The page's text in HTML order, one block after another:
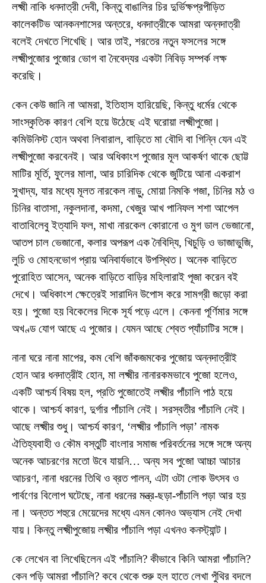
লক্ষ্মী নাকি ধনদাত্রী দেবী, কিন্তু বাঙালির চির দুর্ভিক্ষপ্রপীড়িত
কালেকটিভ আনকনশাসের অন্তরে, ধনদাত্রীকে আমরা অন্নদাত্রী
বলেই দেখতে শিখেছি। আর তাই, শরতের নতুন ফসলের সঙ্গে
লক্ষ্মীপুজোর পুজোর ভোগ বা নৈবেদ্যর একটা নিবিড় সম্পর্ক লক্ষ
করেছি।
কেন কেউ জানি না আমরা, ইতিহাস হারিয়েছি, কিন্তু ধর্মের থেকে
সাংস্কৃতিক কারণ বেশি হয়ে উঠেছে এই ঘরোয়া লক্ষ্মীপুজো।
কমিউনিস্ট হোন অথবা লিবারাল, বাড়িতে মা বৌদি বা গিন্নি যেন এই
লক্ষ্মীপুজো করবেনই। আর অধিকাংশ পুজোর মূল আকর্ষণ থাকে ছোট্ট
মাটির মূর্তি, ফুলের মালা, আর চারিদিক থেকে জুটিয়ে আনা একরাশ
সুখাদ্য, যার মধ্যে মূলত নারকেল নাড়ু, মোয়া নিমকি গজা, চিনির মঠ ও
চিনির বাতাসা, নকুলদানা, কদমা, খেজুর আখ পানিফল শশা আপেল
বাতাবিলেবু ইত্যাদি ফল, মাখা নারকেল কোরানো ও মুগ ডাল ভেজানো,
আতপ চাল ভেজানো, কলার অপরূপ এক নৈবিদ্যি, খিচুড়ি ও ভাজাভুজি,
লুচি ও মোহনভোগ প্রায় অনিবার্যভাবে উপস্থিত। অনেক বাড়িতে
পুরোহিত আসেন, অনেক বাড়িতে বাড়ির মহিলারাই পূজা করেন বই
দেখে। অধিকাংশ ক্ষেত্রেই সারাদিন উপোস করে সামগ্রী জড়ো করা
হয়। পুজো হয় বিকেলের দিকে সূর্য পড়ে এলে। কেননা পূর্ণিমার সঙ্গে
অখণ্ড যোগ আছে এ পুজোর। যেমন আছে শ্বেত প্যাঁচাটির সঙ্গে।
নানা ঘরে নানা মাপের, কম বেশি জাঁকজমকের পুজোয় অন্নদাত্রীই
হোন আর ধনদাত্রীই হোন, মা লক্ষ্মীর নানারকমভাবে পুজো হলেও,
একটি আশ্চর্য বিষয় হল, প্রতি পুজোতেই লক্ষ্মীর পাঁচালি পাঠ হয়ে
থাকে। আশ্চর্য কারণ, দুর্গার পাঁচালি নেই। সরস্বতীর পাঁচালি নেই।
আছে লক্ষ্মীর শুধু। আশ্চর্য কারণ, ‘লক্ষ্মীর পাঁচালি পড়া’ নামক
ঐতিহ্যবাহী ও কৌম বস্তুটি বাংলার সমাজ পরিবর্তনের সঙ্গে সঙ্গে অন্য
অনেক আচরণের মতো উবে যায়নি… অন্য সব পুজো আচ্চা আচার
আচরণ, নানা ধরনের তিথি ও ব্রত পালন, এটা ওটা লোক উৎসব ও
পার্বণের বিলোপ ঘটেছে, নানা ধরনের মন্ত্র-ছড়া-পাঁচালি পড়া আর হয়
না। অন্তত শহুরে মেয়েদের মধ্যে এমন কোনও অভ্যাস নেই দেখা
যায়। কিন্তু লক্ষ্মীপুজোয় লক্ষ্মীর পাঁচালি পড়া এখনও কনস্ট্যান্ট।
কে লেখেন বা লিখেছিলেন এই পাঁচালি? কীভাবে কিনি আমরা পাঁচালি?
কেন পড়ি আমরা পাঁচালি? কবে থেকে শুরু হল হাতে লেখা পুঁথির বদলে